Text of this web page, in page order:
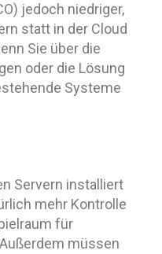
jedoch niedriger,
statt in der Cloud
Sie über die
oder die Lösung
Systeme
Servern installiert
mehr Kontrolle
für
müssen